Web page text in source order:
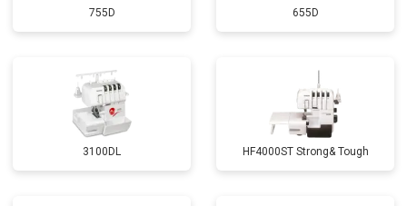
755D 655D
3100DL HF4000ST Strong& Tough